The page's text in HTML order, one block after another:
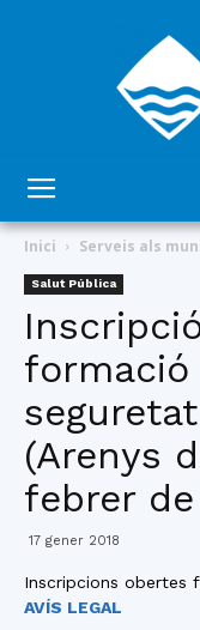
Inici Serveis als
Salut Pública
formació
(Arenys
febrer de
17 gener 2018
Inscripcions obertes
AVÍS LEGAL